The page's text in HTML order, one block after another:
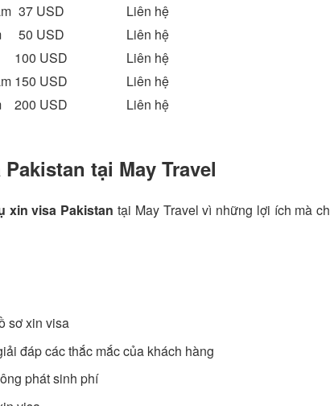
37 USD
Liên hệ
50 USD Liên hệ
100 USD
Liên hệ
150 USD
Liên hệ
200 USD Liên hệ
tại May Travel
xin visa Pakistan tại May Travel vì những lợi ích mà
sơ xin visa
đáp các thắc mắc của khách hàng
phát sinh phí